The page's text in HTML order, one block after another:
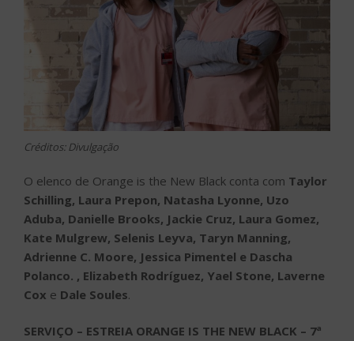
Créditos: Divulgação
O elenco de Orange is the New Black conta com Taylor
Schilling, Laura Prepon, Natasha Lyonne, Uzo
Aduba, Danielle Brooks, Jackie Cruz, Laura Gomez,
Kate Mulgrew, Selenis Leyva, Taryn Manning,
Adrienne C. Moore, Jessica Pimentel e Dascha
Polanco. , Elizabeth Rodríguez, Yael Stone, Laverne
Cox e Dale Soules.
SERVIÇO – ESTREIA ORANGE IS THE NEW BLACK – 7ª